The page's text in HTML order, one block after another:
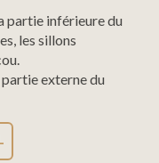
partie inférieure du
les sillons
externe du